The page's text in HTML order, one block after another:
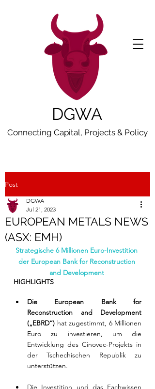
DGWA
Connecting Capital, Projects & Policy
Post
EUROPEAN METALS NEWS
(ASX: EMH)
DGWA
Jul 21, 2023
Strategische 6 Millionen Euro-Investition
der European Bank for Reconstruction
and Development
HIGHLIGHTS
Die European Bank for
Reconstruction and Development
(„EBRD“) hat zugestimmt, 6 Millionen
Euro zu investieren, um die
Entwicklung des Cinovec-Projekts in
der Tschechischen Republik zu
unterstützen.
Die Investition und das Fachwissen